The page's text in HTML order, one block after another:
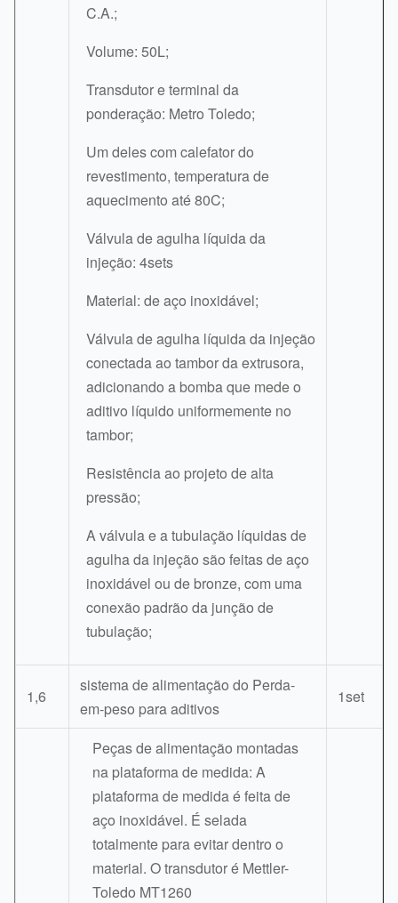
C.A.;
Volume: 50L;
Transdutor e terminal da
ponderação: Metro Toledo;
Um deles com calefator do
revestimento, temperatura de
aquecimento até 80C;
Válvula de agulha líquida da
injeção: 4sets
Material: de aço inoxidável;
Válvula de agulha líquida da injeção
conectada ao tambor da extrusora,
adicionando a bomba que mede o
aditivo líquido uniformemente no
tambor;
Resistência ao projeto de alta
pressão;
A válvula e a tubulação líquidas de
agulha da injeção são feitas de aço
inoxidável ou de bronze, com uma
conexão padrão da junção de
tubulação;
1,6
sistema de alimentação do Perda-
em-peso para aditivos
1set
Peças de alimentação montadas
na plataforma de medida: A
plataforma de medida é feita de
aço inoxidável. É selada
totalmente para evitar dentro o
material. O transdutor é Mettler-
Toledo MT1260